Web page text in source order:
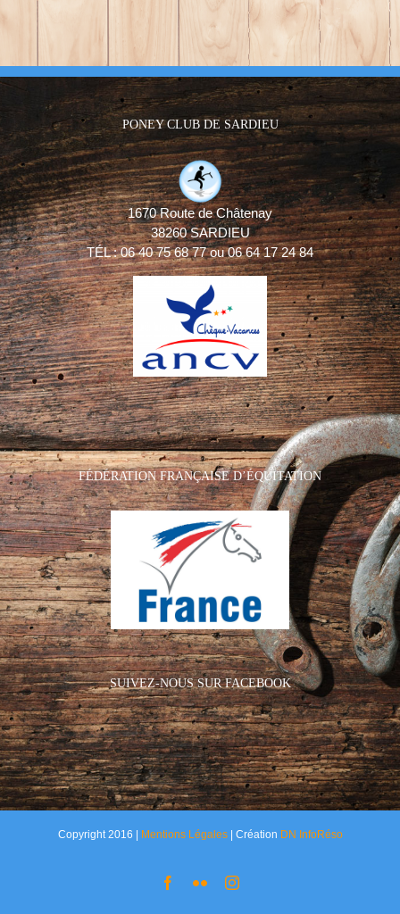
PONEY CLUB DE SARDIEU
1670 Route de Châtenay
38260 SARDIEU
TÉL : 06 40 75 68 77 ou 06 64 17 24 84
FÉDÉRATION FRANÇAISE D’ÉQUITATION
SUIVEZ-NOUS SUR FACEBOOK
Copyright 2016 | Mentions Légales| Création DN InfoRéso
Facebook
FlickrInstagram